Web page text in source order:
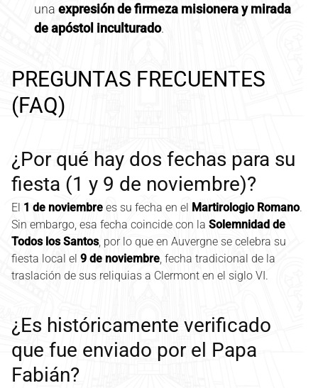
una expresión de firmeza misionera y mirada
de apóstol inculturado.
PREGUNTAS FRECUENTES
(FAQ)
¿Por qué hay dos fechas para su
fiesta (1 y 9 de noviembre)?
El 1 de noviembre es su fecha en el Martirologio Romano.
Sin embargo, esa fecha coincide con la Solemnidad de
Todos los Santos, por lo que en Auvergne se celebra su
fiesta local el 9 de noviembre, fecha tradicional de la
traslación de sus reliquias a Clermont en el siglo VI.
¿Es históricamente verificado
que fue enviado por el Papa
Fabián?